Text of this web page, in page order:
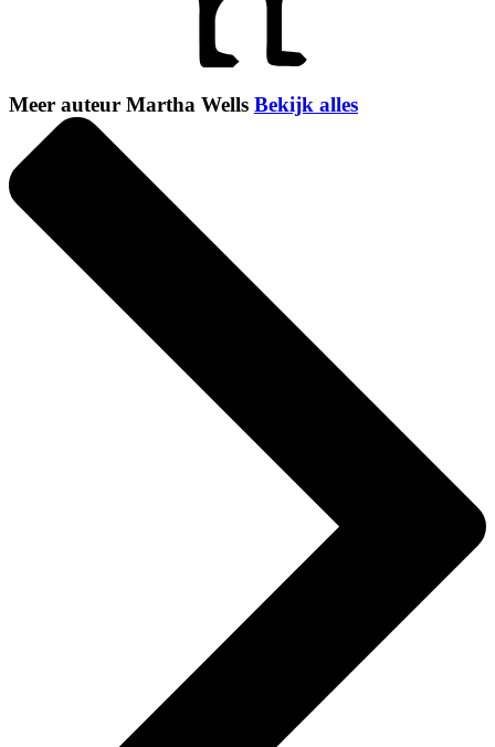
Meer auteur Martha Wells Bekijk alles